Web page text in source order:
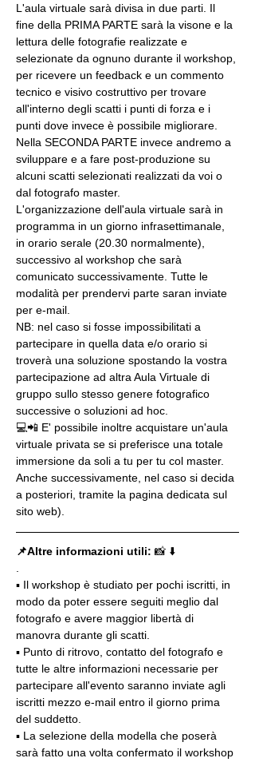
L'aula virtuale sarà divisa in due parti. Il
fine della PRIMA PARTE sarà la visone e la
lettura delle fotografie realizzate e
selezionate da ognuno durante il workshop,
per ricevere un feedback e un commento
tecnico e visivo costruttivo per trovare
all'interno degli scatti i punti di forza e i
punti dove invece è possibile migliorare.
Nella SECONDA PARTE invece andremo a
sviluppare e a fare post-produzione su
alcuni scatti selezionati realizzati da voi o
dal fotografo master.
L'organizzazione dell'aula virtuale sarà in
programma in un giorno infrasettimanale,
in orario serale (20.30 normalmente),
successivo al workshop che sarà
comunicato successivamente. Tutte le
modalità per prendervi parte saran inviate
per e-mail.
NB: nel caso si fosse impossibilitati a
partecipare in quella data e/o orario si
troverà una soluzione spostando la vostra
partecipazione ad altra Aula Virtuale di
gruppo sullo stesso genere fotografico
successive o soluzioni ad hoc.
💻📲 E' possibile inoltre acquistare un'aula
virtuale privata se si preferisce una totale
immersione da soli a tu per tu col master.
Anche successivamente, nel caso si decida
a posteriori, tramite la pagina dedicata sul
sito web).
📌Altre informazioni utili: 📸 ⬇️
▪️ Il workshop è studiato per pochi iscritti, in
modo da poter essere seguiti meglio dal
fotografo e avere maggior libertà di
manovra durante gli scatti.
▪️ Punto di ritrovo, contatto del fotografo e
tutte le altre informazioni necessarie per
partecipare all'evento saranno inviate agli
iscritti mezzo e-mail entro il giorno prima
del suddetto.
▪️ La selezione della modella che poserà
sarà fatto una volta confermato il workshop